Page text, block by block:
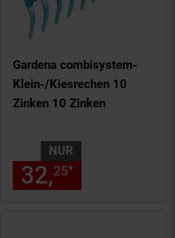
€ Sternchen
Gardena combisystem-
Klein-/Kiesrechen 10
Zinken 10 Zinken
NUR
32,25*